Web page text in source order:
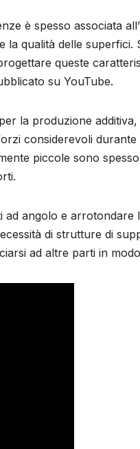
è spesso associata
qualità delle superfici.
queste
su YouTube.
la produzione additiva,
considerevoli durante
piccole sono
ad angolo e arrotondare
di strutture di
ad altre parti in